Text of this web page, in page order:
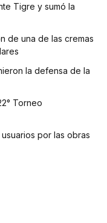
Tigre y sumó la
de una de las cremas
la defensa de la
Torneo
por las obras